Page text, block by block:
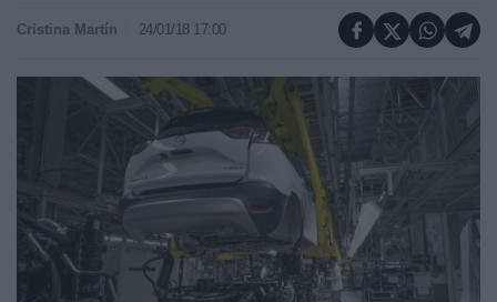
Cristina Martín 24/01/18 17:00